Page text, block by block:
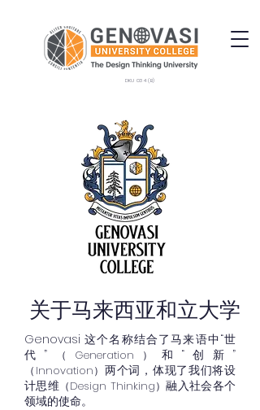
DKU 034 (B)
Genovasi 这个名称结合了马来语中“世
代” （Generation） 和“创新”
（Innovation）两个词，体现了我们将设
计思维 （Design Thinking）融入社会各个
领域的使命。
关于马来西亚和立大学